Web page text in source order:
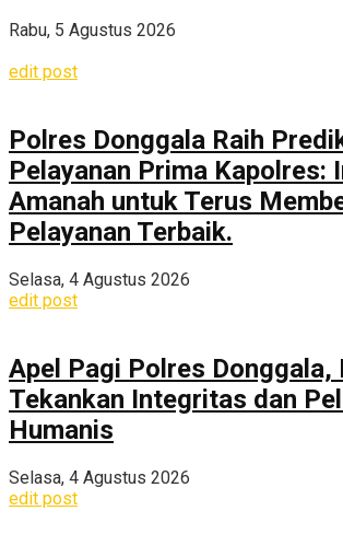
Rabu, 5 Agustus 2026
edit post
Polres Donggala Raih
Pelayanan Prima Kapolres:
Amanah untuk Terus
Pelayanan Terbaik.
Selasa, 4 Agustus 2026
edit post
Apel Pagi Polres Donggala,
Tekankan Integritas dan
Humanis
Selasa, 4 Agustus 2026
edit post